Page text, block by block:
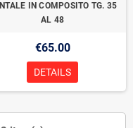
IN COMPOSITO TG. 35
AL 48
€65.00
DETAILS